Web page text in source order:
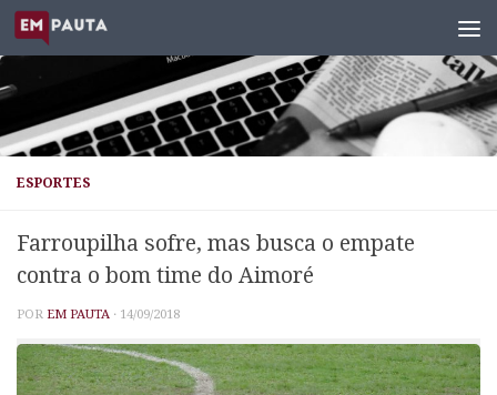
Skip to content
ESPORTES
Farroupilha sofre, mas busca o empate
contra o bom time do Aimoré
POR EM PAUTA · 14/09/2018